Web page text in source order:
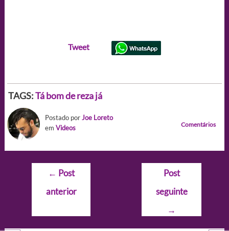
Tweet
TAGS:Tá bom de reza já
Postado porJoe Loreto
em Videos Comentários
Navegação
Post
← Post
anterior
Post
seguinte
→